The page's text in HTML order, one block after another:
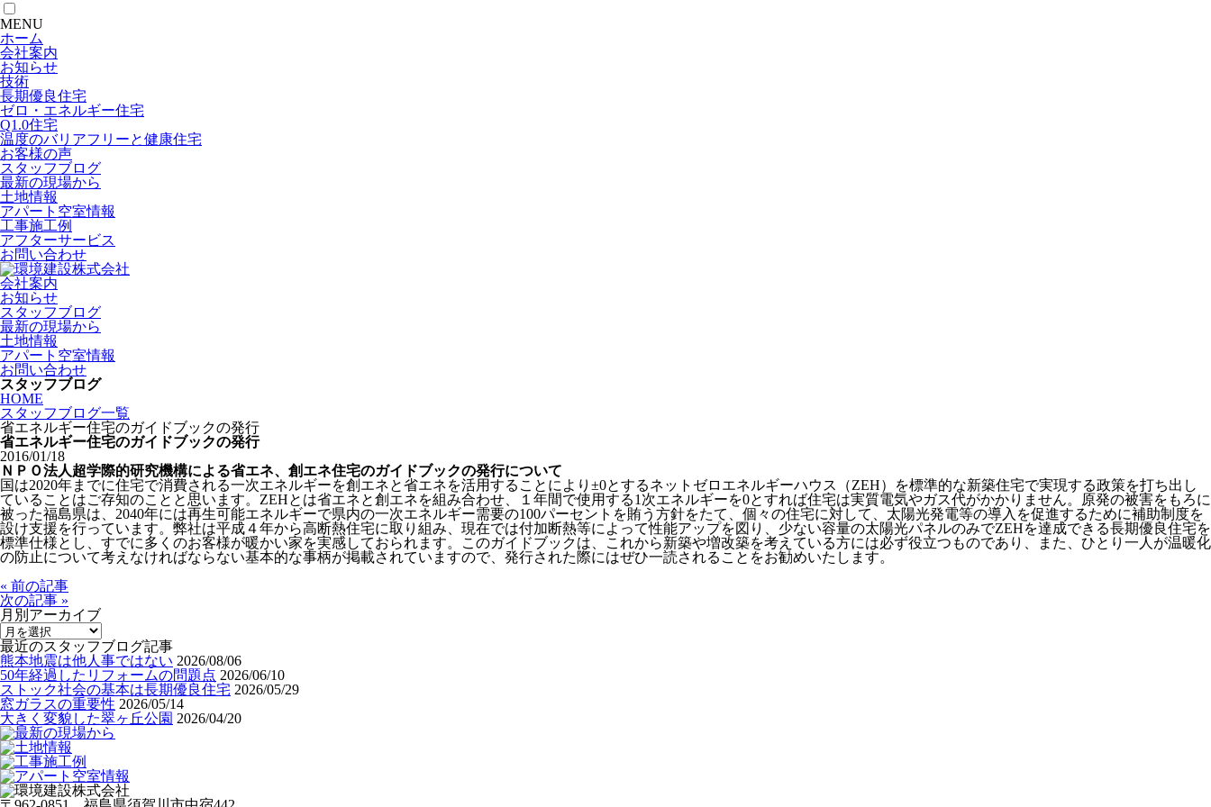
MENU
ホーム
会社案内
お知らせ
技術
長期優良住宅
ゼロ・エネルギー住宅
Q1.0住宅
温度のバリアフリーと健康住宅
お客様の声
スタッフブログ
最新の現場から
土地情報
アパート空室情報
工事施工例
アフターサービス
お問い合わせ
会社案内
お知らせ
スタッフブログ
最新の現場から
土地情報
アパート空室情報
お問い合わせ
スタッフブログ
HOME
スタッフブログ一覧
省エネルギー住宅のガイドブックの発行
省エネルギー住宅のガイドブックの発行
2016/01/18
ＮＰＯ法人超学際的研究機構による省エネ、創エネ住宅のガイドブックの発行について
国は2020年までに住宅で消費される一次エネルギーを創エネと省エネを活用することにより±0とするネットゼロエネルギーハウス（ZEH）を標準的な新築住宅で実現する政策を打ち出し
ていることはご存知のことと思います。ZEHとは省エネと創エネを組み合わせ、１年間で使用する1次エネルギーを0とすれば住宅は実質電気やガス代がかかりません。原発の被害をもろに
被った福島県は、2040年には再生可能エネルギーで県内の一次エネルギー需要の100パーセントを賄う方針をたて、個々の住宅に対して、太陽光発電等の導入を促進するために補助制度を
設け支援を行っています。弊社は平成４年から高断熱住宅に取り組み、現在では付加断熱等によって性能アップを図り、少ない容量の太陽光パネルのみでZEHを達成できる長期優良住宅を
標準仕様とし、すでに多くのお客様が暖かい家を実感しておられます。このガイドブックは、これから新築や増改築を考えている方には必ず役立つものであり、また、ひとり一人が温暖化
の防止について考えなければならない基本的な事柄が掲載されていますので、発行された際にはぜひ一読されることをお勧めいたします。
« 前の記事
次の記事 »
月別アーカイブ
最近のスタッフブログ記事
熊本地震は他人事ではない 2026/08/06
50年経過したリフォームの問題点 2026/06/10
ストック社会の基本は長期優良住宅 2026/05/29
窓ガラスの重要性 2026/05/14
大きく変貌した翠ヶ丘公園 2026/04/20